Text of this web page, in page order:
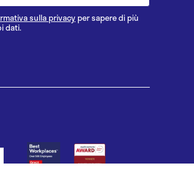
sulla privacy per sapere di più
dati.